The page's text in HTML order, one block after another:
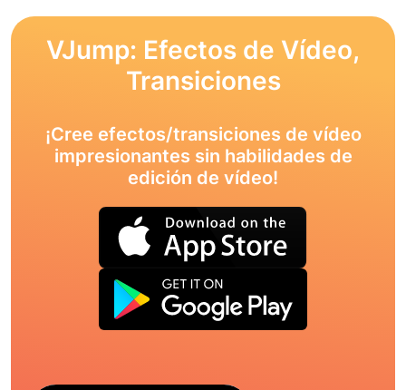
VJump: Efectos de Vídeo,
Transiciones
¡Cree efectos/transiciones de vídeo
impresionantes sin habilidades de
edición de vídeo!